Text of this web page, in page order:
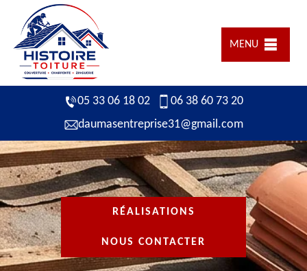
MENU
05 33 06 18 02
06 38 60 73 20
daumasentreprise31@gmail.com
RÉALISATIONS
NOUS CONTACTER